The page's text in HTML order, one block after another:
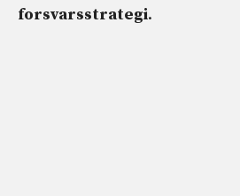
forsvarsstrategi.